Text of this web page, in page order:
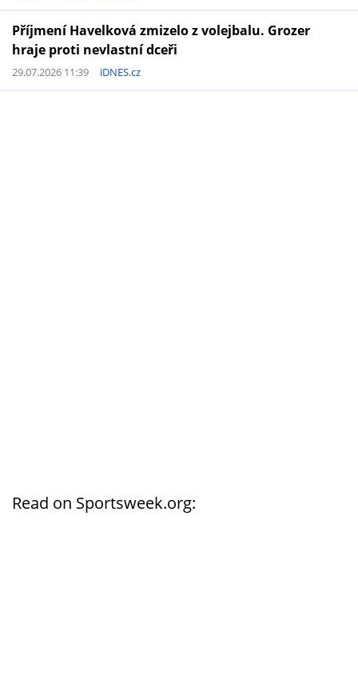
Příjmení Havelková zmizelo z volejbalu. Grozer
hraje proti nevlastní dceři
29.07.2026 11:39 iDNES.cz
Read on Sportsweek.org: